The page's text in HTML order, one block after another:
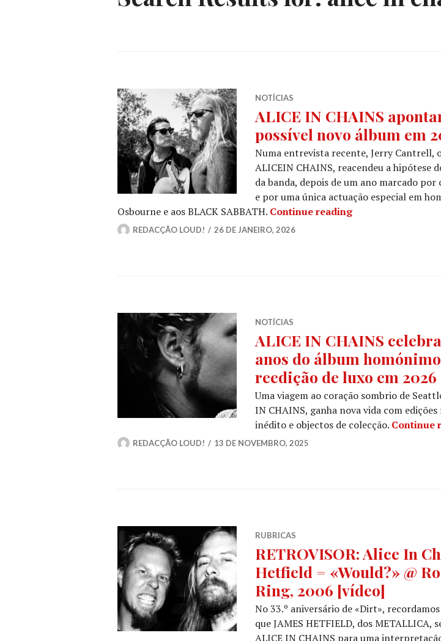
NOTÍCIAS
ALICE IN CHAINS
possível novo álbum em
Numa entrevista recente, Jerry Cantrell,
ALICEIN CHAINS, reacendeu a hipótese
da banda, depois de um ano marcado
e por uma única actuação especial em
Osbourne e aos BLACK SABBATH. Continue readingALICE IN CHAINS
REDACÇÃO LOUD! 26 DE JANEIRO, 2026
NOTÍCIAS
ALICE IN CHAINS
anos do álbum
reedição de luxo em 2026
Uma viagem ao coração sombrio de
IN CHAINS, ganha nova vida com
inédito e objectos de colecção. Continue
REDACÇÃO LOUD! 13 DE NOVEMBRO, 2025
RUBRICAS
RETROVISOR: Alice In
Hetfield = «Would?» @
Ring, 2006 [vídeo]
No 33.º aniversário de «Dirt»,
que JAMES HETFIELD, dos METALLICA,
ALICE IN CHAINS para uma